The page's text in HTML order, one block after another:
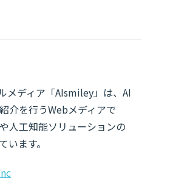
メディア「AIsmiley」は、AI
介を行うWebメディアで
人工知能ソリューションの
ます。